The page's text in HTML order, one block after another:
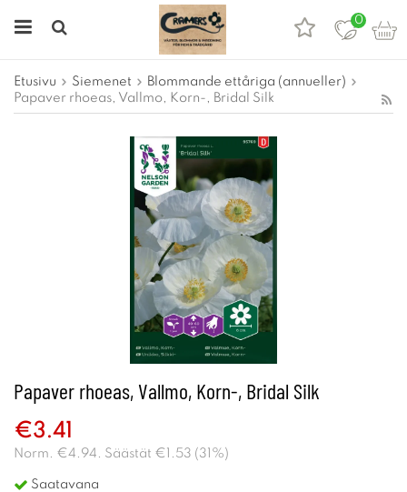
0
Etusivu Siemenet
Blommande ettåriga (annueller)
Papaver rhoeas, Vallmo, Korn-, Bridal Silk
Papaver rhoeas, Vallmo, Korn-, Bridal Silk
€3.41
Norm. €4.94 . Säästät €1.53 ( 31 %)
Saatavana